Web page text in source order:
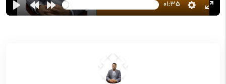
01:35